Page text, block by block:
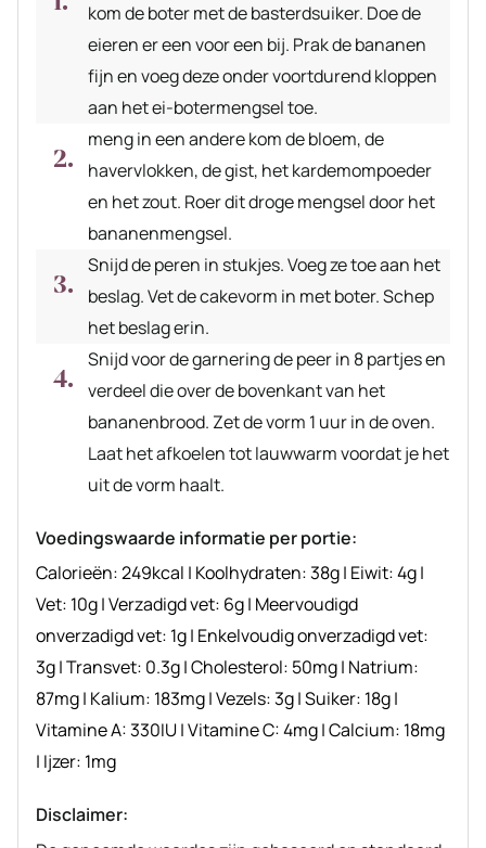
kom de boter met de basterdsuiker. Doe de
eieren er een voor een bij. Prak de bananen
fijn en voeg deze onder voortdurend kloppen
aan het ei-botermengsel toe.
meng in een andere kom de bloem, de
havervlokken, de gist, het kardemompoeder
en het zout. Roer dit droge mengsel door het
bananenmengsel.
Snijd de peren in stukjes. Voeg ze toe aan het
beslag. Vet de cakevorm in met boter. Schep
het beslag erin.
Snijd voor de garnering de peer in 8 partjes en
verdeel die over de bovenkant van het
bananenbrood. Zet de vorm 1 uur in de oven.
Laat het afkoelen tot lauwwarm voordat je het
uit de vorm haalt.
Voedingswaarde informatie per portie:
Calorieën:249kcal | Koolhydraten:38g| Eiwit:4g|
Vet: 10g|Verzadigd vet: 6g| Meervoudigd
onverzadigd vet: 1g| Enkelvoudig onverzadigd vet:
3g|Transvet: 0.3g|Cholesterol: 50mg| Natrium:
87mg| Kalium: 183mg|Vezels:3g|Suiker: 18g|
Vitamine A:330IU|Vitamine C:4mg|Calcium: 18mg
| Ijzer: 1mg
Disclaimer: